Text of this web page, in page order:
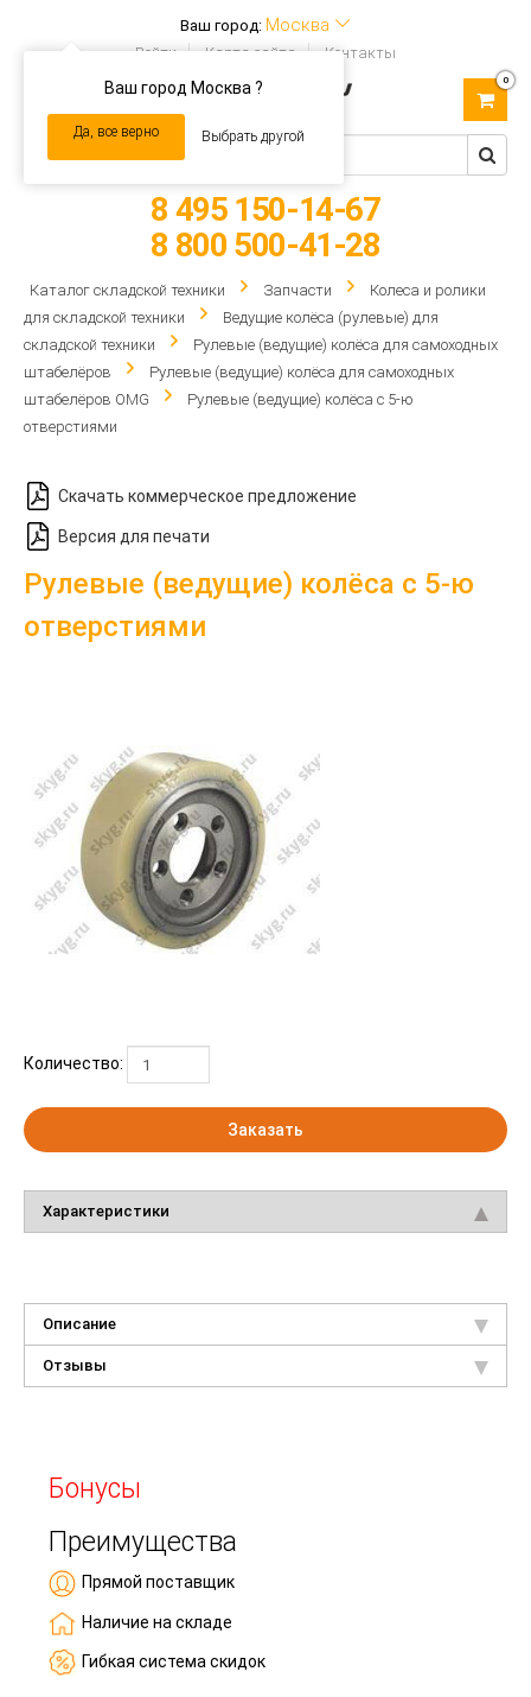
Ваш город: Москва
Ваш город Москва ?
Да, все верно Выбрать другой
Войти Карта сайта Контакты
navigation
0
8 495 150-14-67
8 800 500-41-28
Каталог складской техники Запчасти
Колеса и ролики
для складской техники
Ведущие колёса (рулевые) для
складской техники
Рулевые (ведущие) колёса для самоходных
штабелёров
Рулевые (ведущие) колёса для самоходных
штабелёров OMG
Рулевые (ведущие) колёса с 5-ю
отверстиями
Скачать коммерческое предложение
Версия для печати
Рулевые (ведущие) колёса с 5-ю
отверстиями
Количество:
Заказать
Характеристики
Описание
Отзывы
Бонусы
Преимущества
Прямой поставщик
Наличие на складе
Гибкая система скидок